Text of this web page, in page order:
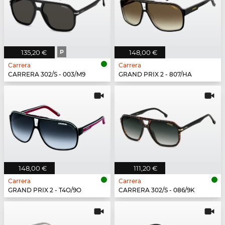
135,20 € P
Carrera
CARRERA 302/S - 003/M9
148,00 €
Carrera
GRAND PRIX 2 - 807/HA
148,00 €
Carrera
GRAND PRIX 2 - T4O/9O
111,20 €
Carrera
CARRERA 302/S - 086/9K